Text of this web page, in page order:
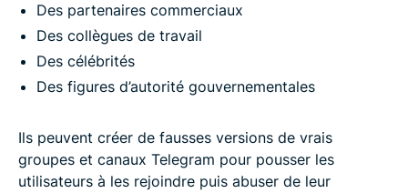
Des partenaires commerciaux
Des collègues de travail
Des célébrités
Des figures d’autorité gouvernementales
Ils peuvent créer de fausses versions de vrais
groupes et canaux Telegram pour pousser les
utilisateurs à les rejoindre puis abuser de leur